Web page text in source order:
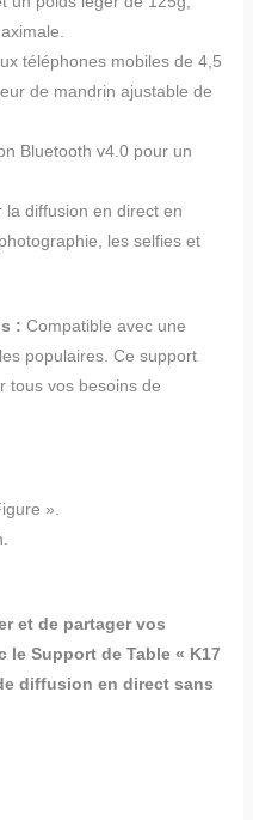
téléphones mobiles de 4,5
de mandrin ajustable de
Bluetooth v4.0 pour un
la diffusion en direct en
les selfies et
: Compatible avec une
populaires. Ce support
tous vos besoins de
».
et de partager vos
le Support de Table « K17
diffusion en direct sans